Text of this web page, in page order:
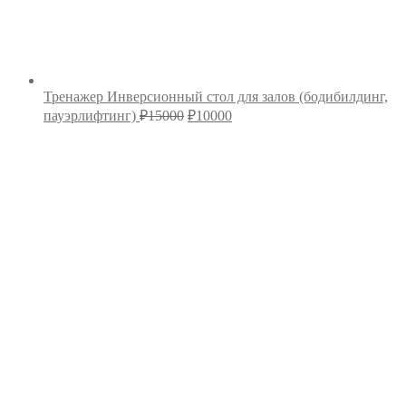
Тренажер Инверсионный стол для залов (бодибилдинг,
пауэрлифтинг) ₽15000 Первоначальная
₽10000Текущая